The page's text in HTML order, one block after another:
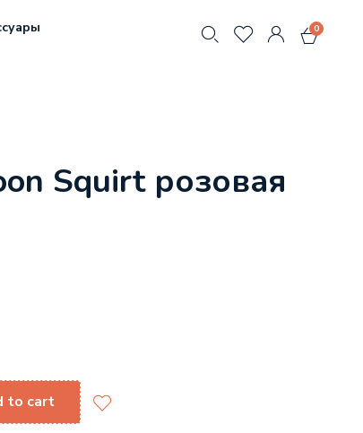
0
Squirt розовая
to cart